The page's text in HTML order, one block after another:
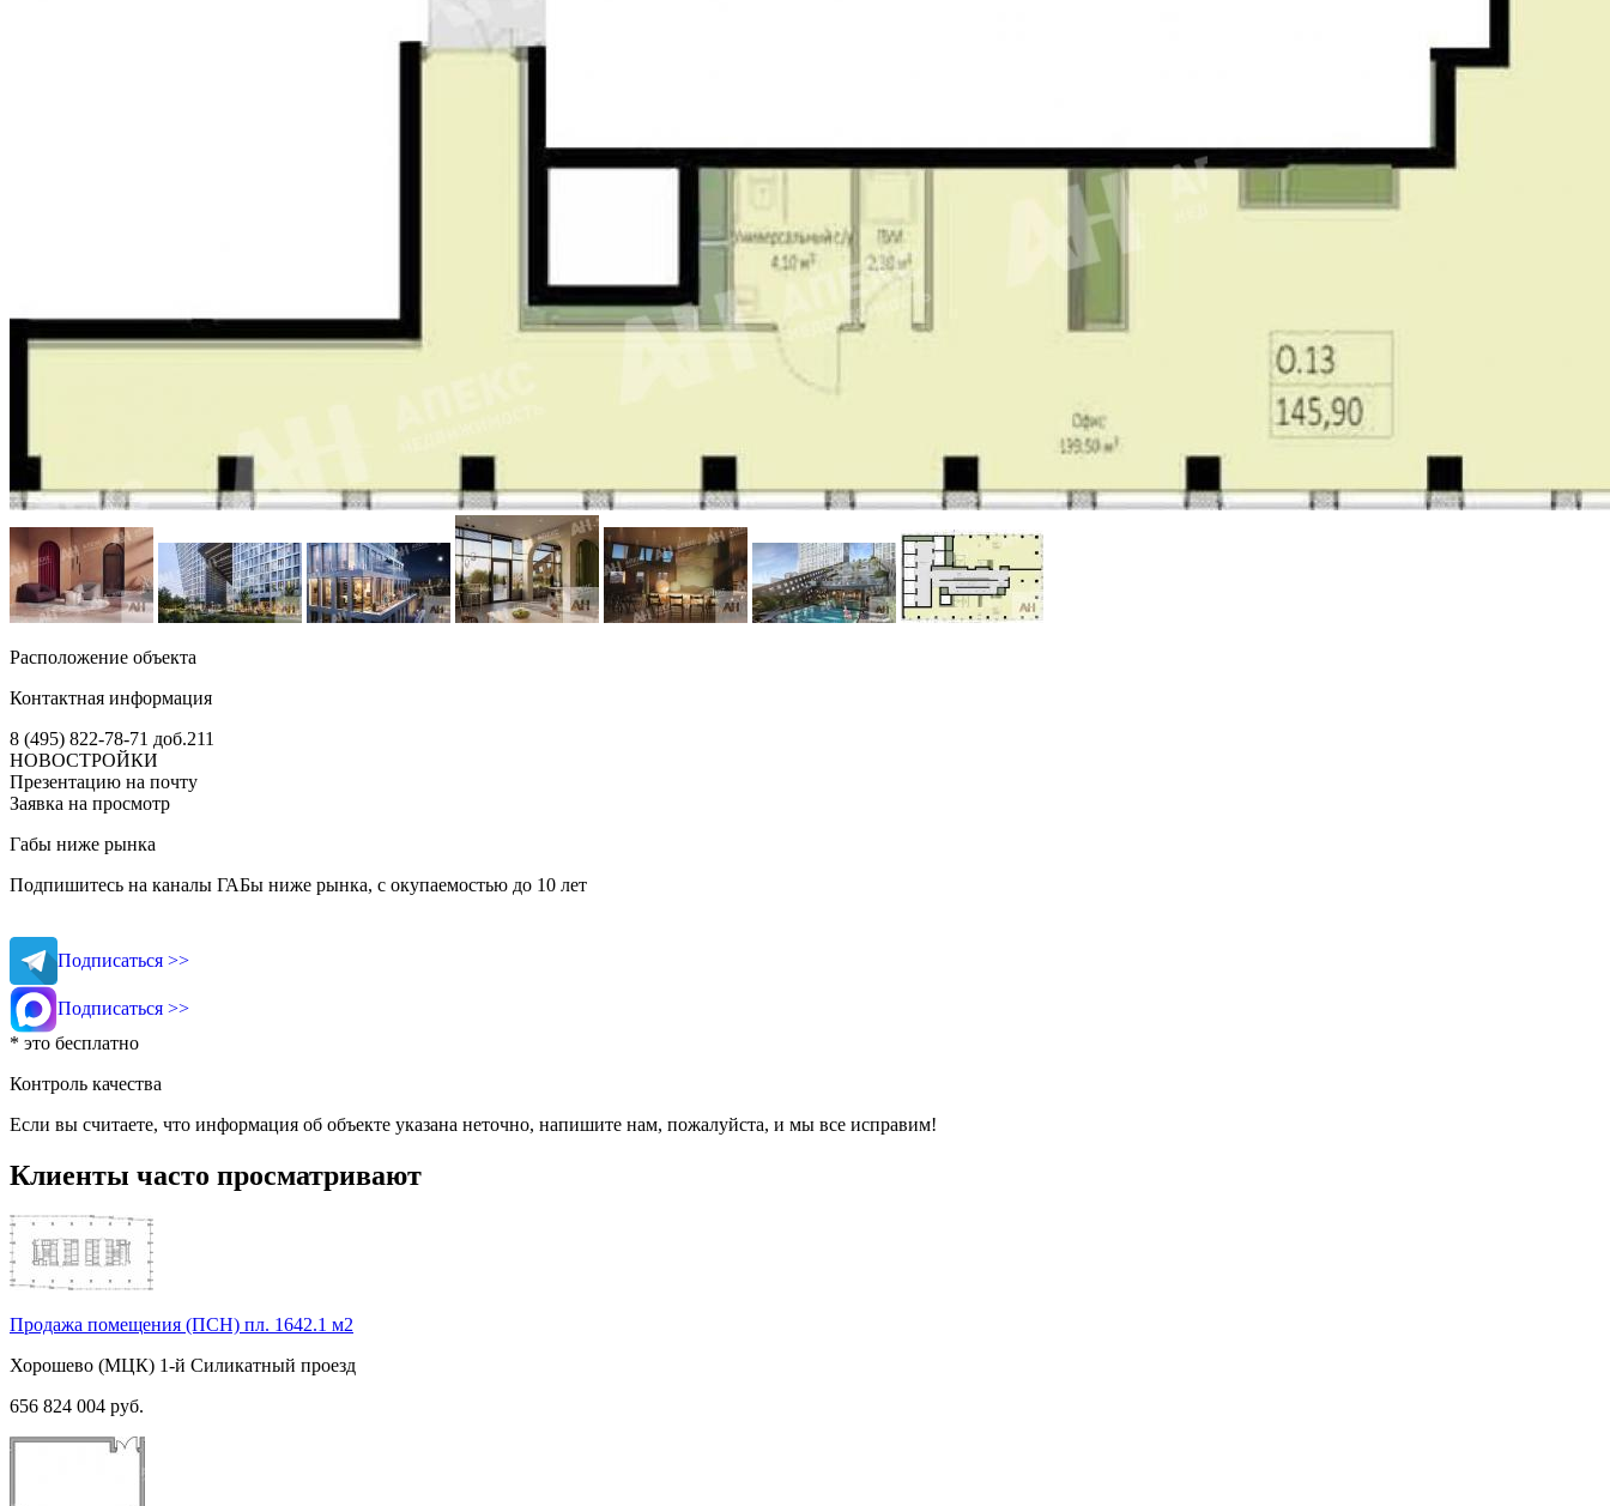
Расположение объекта
Контактная информация
8 (495) 822-78-71 доб.211
НОВОСТРОЙКИ
Презентацию на почту
Заявка на просмотр
Габы ниже рынка
Подпишитесь на каналы ГАБы ниже рынка, с окупаемостью до 10 лет
Подписаться >>
Подписаться >>
* это бесплатно
Контроль качества
Если вы считаете, что информация об объекте указана неточно, напишите нам, пожалуйста, и мы все исправим!
Клиенты часто просматривают
Продажа помещения (ПСН) пл. 1642.1 м2
Хорошево (МЦК) 1-й Силикатный проезд
656 824 004 руб.